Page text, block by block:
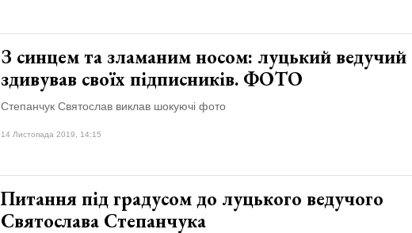
З синцем та зламаним носом: луцький ведучий
здивував своїх підписників. ФОТО
Степанчук Святослав виклав шокуючі фото
14 Листопада 2019, 14:15
Питання під градусом до луцького ведучого
Святослава Степанчука